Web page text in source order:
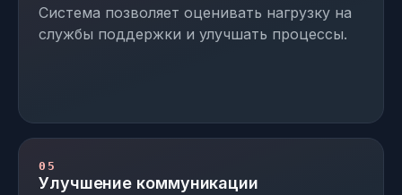
Система позволяет оценивать нагрузку на
службы поддержки и улучшать процессы.
05
Улучшение коммуникации